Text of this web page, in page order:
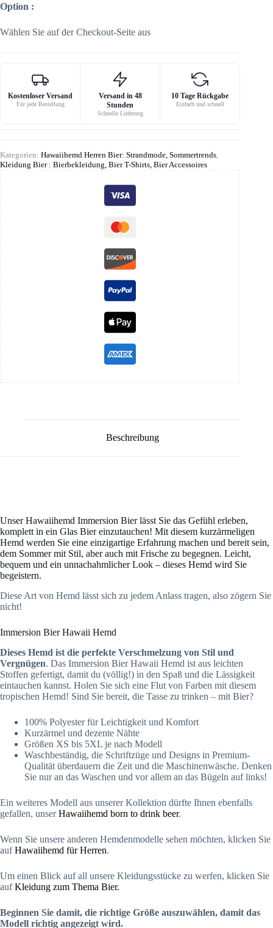
Option :
Wählen Sie auf der Checkout-Seite aus
Kostenloser Versand
Für jede Bestellung
Versand in 48
Stunden
Schnelle Lieferung
10 Tage Rückgabe
Einfach und schnell
Kategorien: Hawaiihemd Herren Bier: Strandmode, Sommertrends
Kleidung Bier : Bierbekleidung, Bier T-Shirts, Bier Accessoires
Beschreibung
Unser Hawaiihemd Immersion Bier lässt Sie das Gefühl erleben,
komplett in ein Glas Bier einzutauchen! Mit diesem kurzärmeligen
Hemd werden Sie eine einzigartige Erfahrung machen und bereit sein,
dem Sommer mit Stil, aber auch mit Frische zu begegnen. Leicht,
bequem und ein unnachahmlicher Look – dieses Hemd wird Sie
begeistern.
Diese Art von Hemd lässt sich zu jedem Anlass tragen, also zögern Sie
nicht!
Immersion Bier Hawaii Hemd
Dieses Hemd ist die perfekte Verschmelzung von Stil und
Vergnügen. Das Immersion Bier Hawaii Hemd ist aus leichten
Stoffen gefertigt, damit du (völlig!) in den Spaß und die Lässigkeit
eintauchen kannst. Holen Sie sich eine Flut von Farben mit diesem
tropischen Hemd! Sind Sie bereit, die Tasse zu trinken – mit Bier?
100% Polyester für Leichtigkeit und Komfort
Kurzärmel und dezente Nähte
Größen XS bis 5XL je nach Modell
Waschbeständig, die Schriftzüge und Designs in Premium-
Qualität überdauern die Zeit und die Maschinenwäsche. Denken
Sie nur an das Waschen und vor allem an das Bügeln auf links!
Ein weiteres Modell aus unserer Kollektion dürfte Ihnen ebenfalls
gefallen, unserHawaiihemd born to drink beer.
Wenn Sie unsere anderen Hemdenmodelle sehen möchten, klicken Sie
aufHawaiihemd für Herren.
Um einen Blick auf all unsere Kleidungsstücke zu werfen, klicken Sie
aufKleidung zum Thema Bier.
Beginnen Sie damit, die richtige Größe auszuwählen, damit das
Modell richtig angezeigt wird.